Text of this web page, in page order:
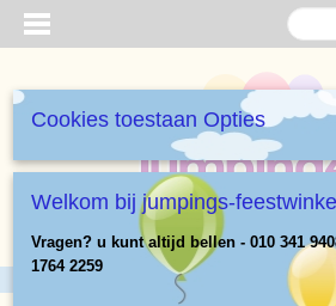
Registreren
Cookies toestaan Opties
Welkom bij jumpings-
Vragen? u kunt altijd bellen - 010 341
1764 2259